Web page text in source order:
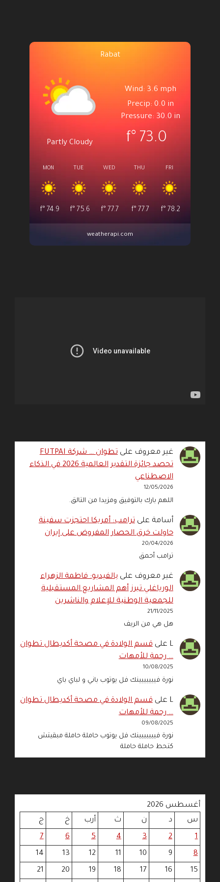
Rabat
Partly Cloudy
Wind: 3.6 mph
Precip: 0.0 in
Pressure: 30.0 in
73.0
°f
MON
74.9
°f
TUE
75.6
°f
WED
77.7
°f
THU
77.7
°f
FRI
78.2
°f
weatherapi.com
غير معروف على
تطوان … شركة FUTPAI
تحصد جائزة التقدير العالمية 2026 في الذكاء
الاصطناعي
12/05/2026
اللهم بارك بالتوفيق ومزيدا من التالق.
أسامة علىترامب: أمريكا احتجزت سفينة
حاولت خرق الحصار المفروض على إيران
20/04/2026
ترامب أحمق
غير معروف علىبالفيديو: فاطمة الزهراء
الورياغلي تبرز أهم المشاريع المستقبلية
للجمعية الوطنية للإعلام والناشرين
21/11/2025
هل هي من الريف
L علىقسم الولادة في مصحة أكديطال تطوان
… رحمة للأمهات
10/08/2025
نورة فييييييينك فل يوتوب باني و لباي باي
L علىقسم الولادة في مصحة أكديطال تطوان
… رحمة للأمهات
09/08/2025
نورة فييييييينك فل يوتوب حاملة حاملة مبقيتش
كتحط حاملة حاملة
أغسطس 2026
س
د ن ث أرب خ
ج
1
2
3
4
5
6
7
8
9
10
11
12
13
14
15
16
17
18
19
20
21